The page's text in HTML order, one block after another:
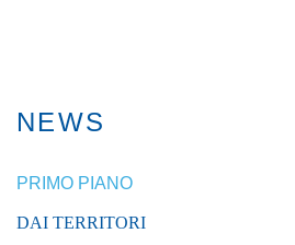
NEWS
PRIMO PIANO
DAI TERRITORI